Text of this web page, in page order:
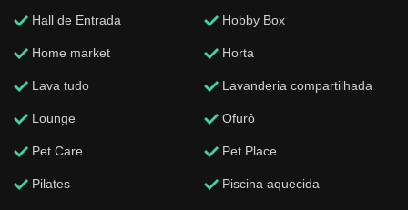
Hall de Entrada Hobby Box
Home market Horta
Lava tudo Lavanderia compartilhada
Lounge Ofurô
Pet Care Pet Place
Pilates Piscina aquecida